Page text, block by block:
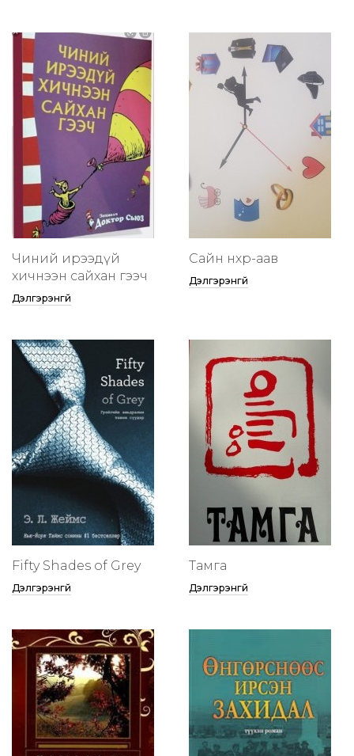
Чиний ирээдүй
хичнээн сайхан гээч
Дэлгэрэнгүй
Сайн нөхөр-аав
Дэлгэрэнгүй
Fifty Shades of Grey
Дэлгэрэнгүй
Тамга
Дэлгэрэнгүй